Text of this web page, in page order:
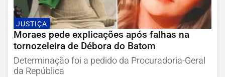
JUSTIÇA
Moraes pede explicações após falhas na
tornozeleira de Débora do Batom
Determinação foi a pedido da Procuradoria-Geral
da República